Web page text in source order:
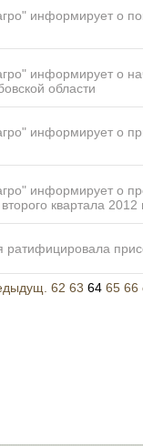
информирует о
информирует о
области
информирует о
информирует о
квартала 2012
ратифицировала
62 63 64 65 66